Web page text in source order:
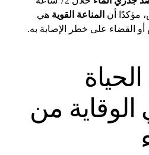
مؤكدًا أن المناعة القوية هي
القضاء على خطر الإصابة به.
من